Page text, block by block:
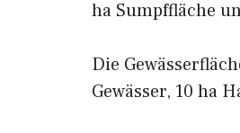
ha Sumpffläche
Die
Gewässer, 10 ha